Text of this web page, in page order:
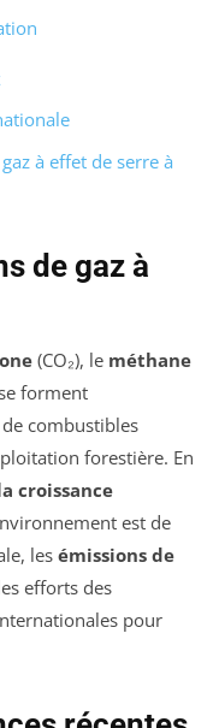
à effet de serre à
de gaz à
(CO₂), le méthane
forment
combustibles
forestière. En
croissance
est de
les émissions de
efforts des
pour